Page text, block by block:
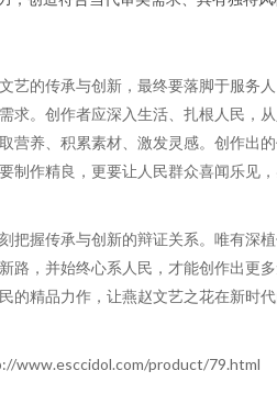
艺的传承与创新，最终要落脚于服务人
求。创作者应深入生活、扎根人民，
营养、积累素材、激发灵感。创作出
制作精良，更要让人民群众喜闻乐见
把握传承与创新的辩证关系。唯有深
路，并始终心系人民，才能创作出更
的精品力作，让燕赵文艺之花在新时
www.esccidol.com/product/79.html